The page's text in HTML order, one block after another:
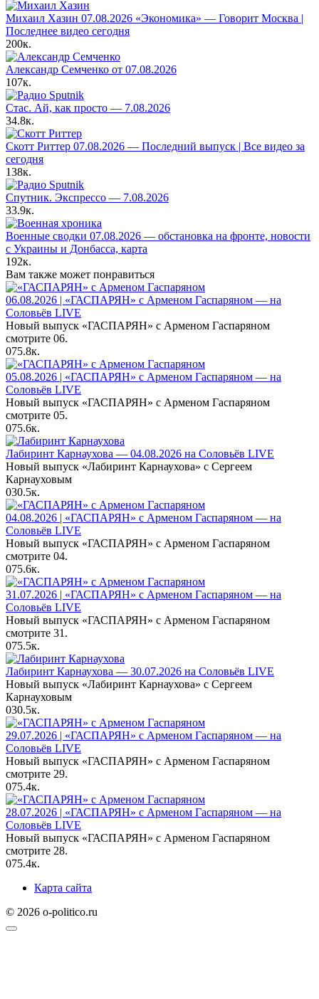
Михаил Хазин 07.08.2026 «Экономика» — Говорит Москва |
Последнее видео сегодня
200к.
Александр Семченко от 07.08.2026
107к.
Стас. Ай, как просто — 7.08.2026
34.8к.
Скотт Риттер 07.08.2026 — Последний выпуск | Все видео за
сегодня
138к.
Спутник. Экспрессо — 7.08.2026
33.9к.
Военные сводки 07.08.2026 — обстановка на фронте, новости
с Украины и Донбасса, карта
192к.
Вам также может понравиться
06.08.2026 | «ГАСПАРЯН» с Арменом Гаспаряном — на
Соловьёв LIVE
Новый выпуск «ГАСПАРЯН» с Арменом Гаспаряном
смотрите 06.
075.8к.
05.08.2026 | «ГАСПАРЯН» с Арменом Гаспаряном — на
Соловьёв LIVE
Новый выпуск «ГАСПАРЯН» с Арменом Гаспаряном
смотрите 05.
075.6к.
Лабиринт Карнаухова — 04.08.2026 на Соловьёв LIVE
Новый выпуск «Лабиринт Карнаухова» с Сергеем
Карнауховым
030.5к.
04.08.2026 | «ГАСПАРЯН» с Арменом Гаспаряном — на
Соловьёв LIVE
Новый выпуск «ГАСПАРЯН» с Арменом Гаспаряном
смотрите 04.
075.6к.
31.07.2026 | «ГАСПАРЯН» с Арменом Гаспаряном — на
Соловьёв LIVE
Новый выпуск «ГАСПАРЯН» с Арменом Гаспаряном
смотрите 31.
075.5к.
Лабиринт Карнаухова — 30.07.2026 на Соловьёв LIVE
Новый выпуск «Лабиринт Карнаухова» с Сергеем
Карнауховым
030.5к.
29.07.2026 | «ГАСПАРЯН» с Арменом Гаспаряном — на
Соловьёв LIVE
Новый выпуск «ГАСПАРЯН» с Арменом Гаспаряном
смотрите 29.
075.4к.
28.07.2026 | «ГАСПАРЯН» с Арменом Гаспаряном — на
Соловьёв LIVE
Новый выпуск «ГАСПАРЯН» с Арменом Гаспаряном
смотрите 28.
075.4к.
Карта сайта
© 2026 o-politico.ru